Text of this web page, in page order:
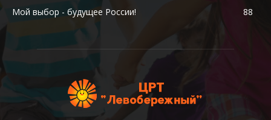
Мой выбор - будущее России!
88